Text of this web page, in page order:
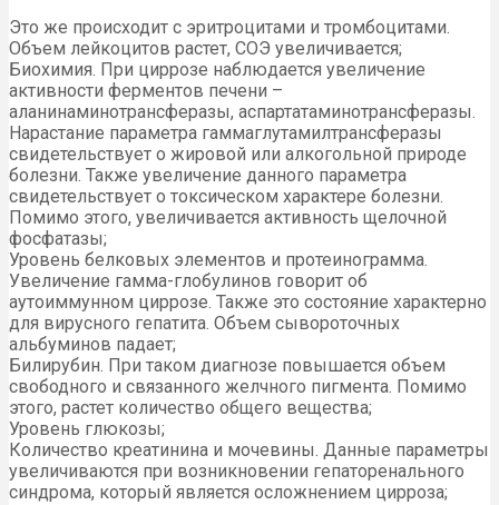
Это же происходит с эритроцитами и тромбоцитами.
Объем лейкоцитов растет, СОЭ увеличивается;
Биохимия. При циррозе наблюдается увеличение
активности ферментов печени –
аланинаминотрансферазы, аспартатаминотрансферазы.
Нарастание параметра гаммаглутамилтрансферазы
свидетельствует о жировой или алкогольной природе
болезни. Также увеличение данного параметра
свидетельствует о токсическом характере болезни.
Помимо этого, увеличивается активность щелочной
фосфатазы;
Уровень белковых элементов и протеинограмма.
Увеличение гамма-глобулинов говорит об
аутоиммунном циррозе. Также это состояние характерно
для вирусного гепатита. Объем сывороточных
альбуминов падает;
Билирубин. При таком диагнозе повышается объем
свободного и связанного желчного пигмента. Помимо
этого, растет количество общего вещества;
Уровень глюкозы;
Количество креатинина и мочевины. Данные параметры
увеличиваются при возникновении гепаторенального
синдрома, который является осложнением цирроза;